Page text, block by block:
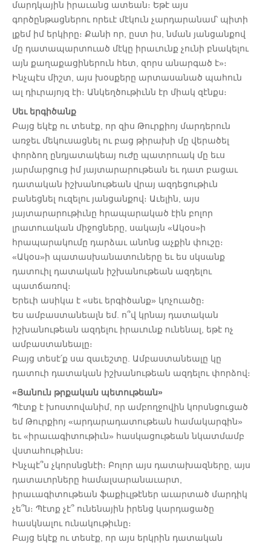
մարդկային իրաւանց ատեան։ Եթէ այս
գործընթացներու որեւէ մէկուն չարդարանամ՝ պիտի
լքեմ իմ երկիրը։ Քանի որ, ըստ իս, նման յանցանքով
մը դատապարտուած մէկը իրաւունք չունի բնակելու
այն քաղաքացիներուն հետ, զորս անարգած է»։
Ինչպէս միշտ, այս խօսքերը արտասանած պահուն
ալ դիւրայոյզ էի։ Անկեղծութիւնն էր միակ զէնքս։
Սեւ երգիծանք
Բայց եկէք ու տեսէք, որ զիս Թուրքիոյ մարդերուն
առջեւ մեկուսացնել ու բաց թիրախի մը վերածել
փորձող ընդյատակեայ ուժը պատրուակ մը եւս
յարմարցուց իմ յայտարարութեան եւ դատ բացաւ
դատական իշխանութեան վրայ ազդեցութիւն
բանեցնել ուզելու յանցանքով։ Աւելին, այս
յայտարարութիւնը հրապարակած էին բոլոր
լրատուական միջոցները, սակայն «Ակօս»ի
հրապարակումը դարձաւ անոնց աչքին փուշը։
«Ակօս»ի պատասխանատուները եւ ես սկսանք
դատուիլ դատական իշխանութեան ազդելու
պատճառով։
Երեւի ասիկա է «սեւ երգիծանք» կոչուածը։
Ես ամբաստանեալն եմ. ո՞վ կրնայ դատական
իշխանութեան ազդելու իրաւունք ունենալ, եթէ ոչ
ամբաստանեալը։
Բայց տեսէ՛ք սա զաւեշտը. Ամբաստանեալը կը
դատուի դատական իշխանութեան ազդելու փորձով։
«Յանուն թրքական պետութեան»
Պէտք է խոստովանիմ, որ ամբողջովին կորսնցուցած
եմ Թուրքիոյ «արդարադատութեան համակարգին»
եւ «իրաւագիտութիւն» հասկացութեան նկատմամբ
վստահութիւնս։
Ինչպէ՞ս չկորսնցնէի։ Բոլոր այս դատախազները, այս
դատաւորները համալսարանաւարտ,
իրաւագիտութեան ֆաքիւլթէներ աւարտած մարդիկ
չե՞ն։ Պէտք չէ՞ ունենային իրենց կարդացածը
հասկնալու ունակութիւնը։
Բայց եկէք ու տեսէք, որ այս երկրին դատական